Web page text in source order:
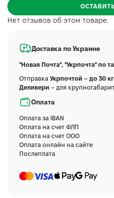
Нет отзывов об этом товаре.
Доставка по Украине
"Новая Почта", "Укрпочта" по
Отправка Укрпочтой – до 30 кг
Деливери – для
Оплата
Оплата за IBAN
Оплата на счет ФЛП
Оплата на счет ООО
Оплата онлайн на сайте
Послеплата